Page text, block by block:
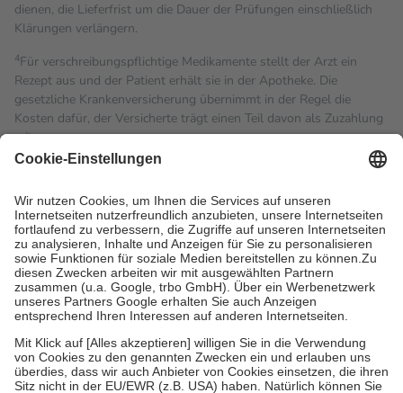
dienen, die Lieferfrist um die Dauer der Prüfungen einschließlich
Klärungen verlängern.
4Für verschreibungspflichtige Medikamente stellt der Arzt ein
Rezept aus und der Patient erhält sie in der Apotheke. Die
gesetzliche Krankenversicherung übernimmt in der Regel die
Kosten dafür, der Versicherte trägt einen Teil davon als Zuzahlung
mit.
Grundsätzlich leisten Mitglieder Zuzahlungen in Höhe von zehn
höchstens zehn Euro.
Es sind jedoch nie mehr als die
tatsächlichen Kosten der Leistung zu entrichten.
Diese Regeln gelten grundsätzlich auch für Online-Apotheken.
Bei Heilmitteln und häuslicher Krankenpflege beträgt die
Zuzahlung zehn Prozent der Kosten sowie zehn Euro je
Verordnung.
Um das Engagement der Versicherten für ihre eigene Gesundheit
zu stärken und die besondere Stellung der Familie zu unterstützen,
fallenkeine Zuzahlungenan bei:
• Kindern und Jugendlichen bis zum vollendeten 18. Lebensjahr
mit Ausnahme der Fahrkosten